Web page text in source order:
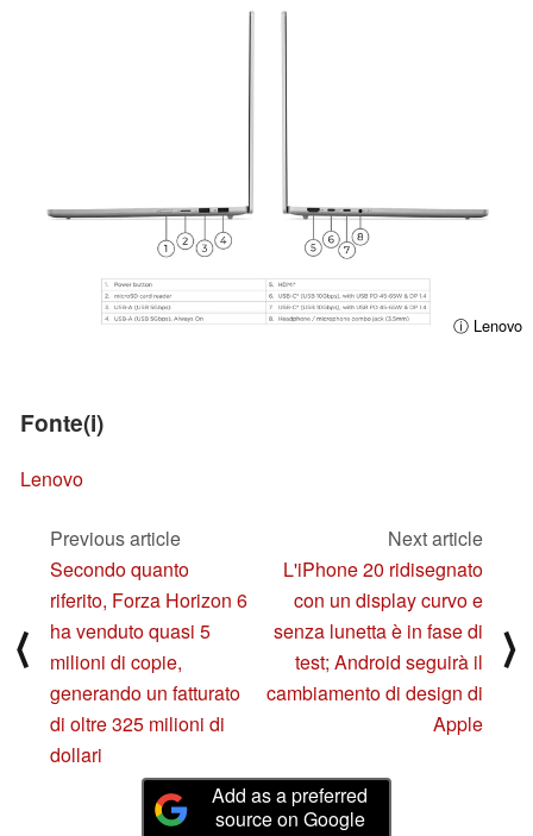
ⓘ Lenovo
Fonte(i)
Lenovo
⟨
Previous article
Secondo quanto
riferito, Forza Horizon 6
ha venduto quasi 5
milioni di copie,
generando un fatturato
di oltre 325 milioni di
dollari
Next article
L'iPhone 20 ridisegnato
con un display curvo e
senza lunetta è in fase di
test; Android seguirà il
cambiamento di design di
Apple
⟩
Add as a preferred
source on Google